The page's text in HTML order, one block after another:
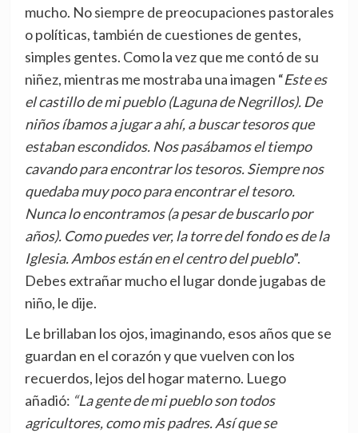
mucho. No siempre de preocupaciones pastorales
o políticas, también de cuestiones de gentes,
simples gentes. Como la vez que me contó de su
niñez, mientras me mostraba una imagen “Este es
el castillo de mi pueblo (Laguna de Negrillos). De
niños íbamos a jugar a ahí, a buscar tesoros que
estaban escondidos. Nos pasábamos el tiempo
cavando para encontrar los tesoros. Siempre nos
quedaba muy poco para encontrar el tesoro.
Nunca lo encontramos (a pesar de buscarlo por
años). Como puedes ver, la torre del fondo es de la
Iglesia. Ambos están en el centro del pueblo”.
Debes extrañar mucho el lugar donde jugabas de
niño, le dije.
Le brillaban los ojos, imaginando, esos años que se
guardan en el corazón y que vuelven con los
recuerdos, lejos del hogar materno. Luego
añadió: “La gente de mi pueblo son todos
agricultores, como mis padres. Así que se